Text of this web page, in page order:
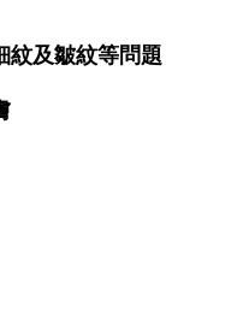
及皺紋等問題